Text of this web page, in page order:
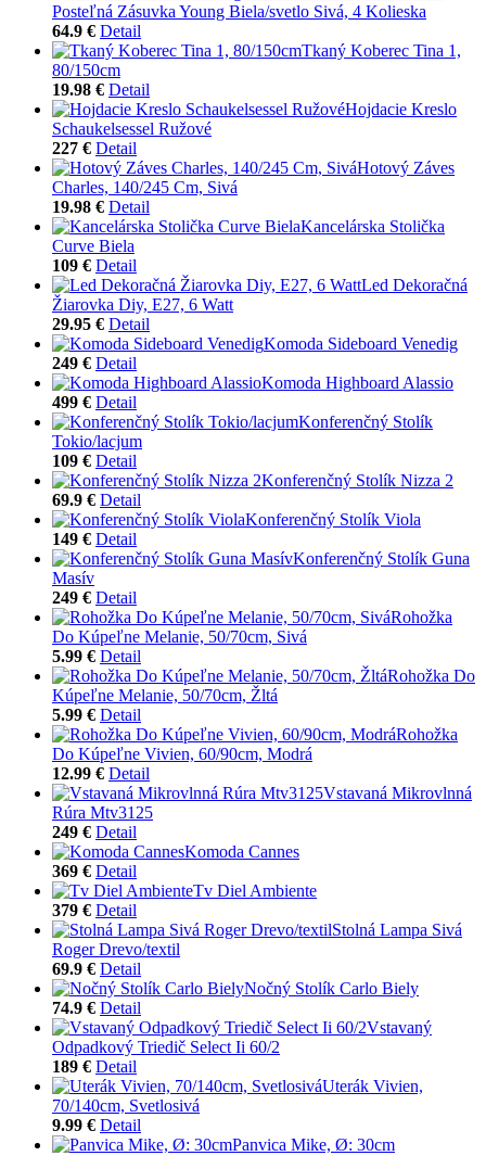
Posteľná Zásuvka Young Biela/svetlo Sivá, 4 Kolieska
64.9 € Detail
Tkaný Koberec Tina 1,
80/150cm
19.98 € Detail
Hojdacie Kreslo
Schaukelsessel Ružové
227 € Detail
Hotový Záves
Charles, 140/245 Cm, Sivá
19.98 € Detail
Kancelárska Stolička
Curve Biela
109 € Detail
Led Dekoračná
Žiarovka Diy, E27, 6 Watt
29.95 € Detail
Komoda Sideboard Venedig
249 € Detail
Komoda Highboard Alassio
499 € Detail
Konferenčný Stolík
Tokio/lacjum
109 € Detail
Konferenčný Stolík Nizza 2
69.9 € Detail
Konferenčný Stolík Viola
149 € Detail
Konferenčný Stolík Guna
Masív
249 € Detail
Rohožka
Do Kúpeľne Melanie, 50/70cm, Sivá
5.99 € Detail
Rohožka Do
Kúpeľne Melanie, 50/70cm, Žltá
5.99 € Detail
Rohožka
Do Kúpeľne Vivien, 60/90cm, Modrá
12.99 € Detail
Vstavaná Mikrovlnná
Rúra Mtv3125
249 € Detail
Komoda Cannes
369 € Detail
Tv Diel Ambiente
379 € Detail
Stolná Lampa Sivá
Roger Drevo/textil
69.9 € Detail
Nočný Stolík Carlo Biely
74.9 € Detail
Vstavaný
Odpadkový Triedič Select Ii 60/2
189 € Detail
Uterák Vivien,
70/140cm, Svetlosivá
9.99 € Detail
Panvica Mike, Ø: 30cm